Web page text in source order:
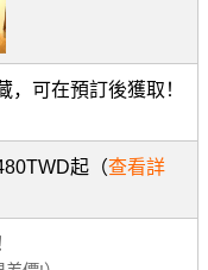
，可在預訂後獲取！
起（查看詳